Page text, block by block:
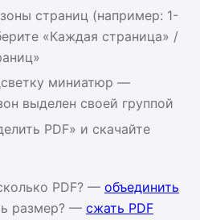
страниц (например: 1-
«Каждая страница» /
миниатюр —
выделен своей группой
PDF» и скачайте
PDF? — объединить
размер? — сжать PDF